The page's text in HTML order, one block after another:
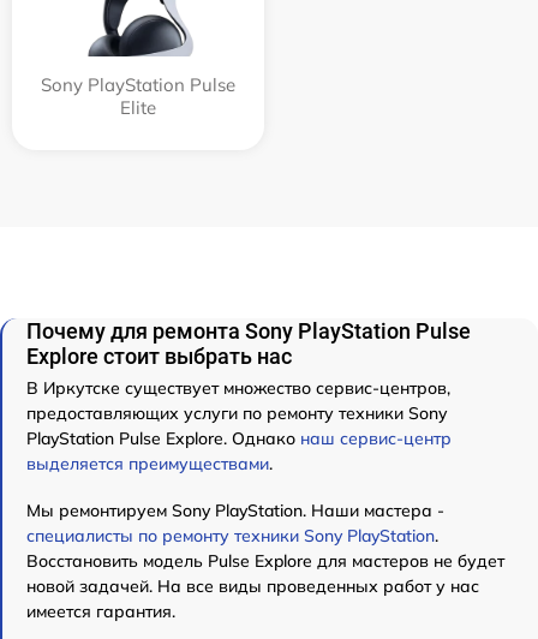
Sony PlayStation Pulse
Elite
Почему для ремонта Sony PlayStation Pulse
Explore стоит выбрать нас
В Иркутске существует множество сервис-центров,
предоставляющих услуги по ремонту техники Sony
PlayStation Pulse Explore. Однако наш сервис-центр
выделяется преимуществами.
Мы ремонтируем Sony PlayStation. Наши мастера -
специалисты по ремонту техники Sony PlayStation.
Восстановить модель Pulse Explore для мастеров не будет
новой задачей. На все виды проведенных работ у нас
имеется гарантия.